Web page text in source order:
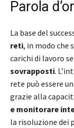
Parola
La base del
reti, in modo che
carichi di lavoro
sovrapposti.
rete può essere un
grazie alla
e monitorare
la risoluzione dei